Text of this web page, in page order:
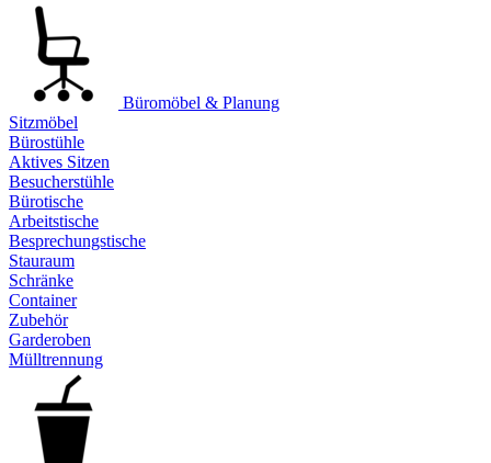
Büromöbel & Planung
Sitzmöbel
Bürostühle
Aktives Sitzen
Besucherstühle
Bürotische
Arbeitstische
Besprechungstische
Stauraum
Schränke
Container
Zubehör
Garderoben
Mülltrennung